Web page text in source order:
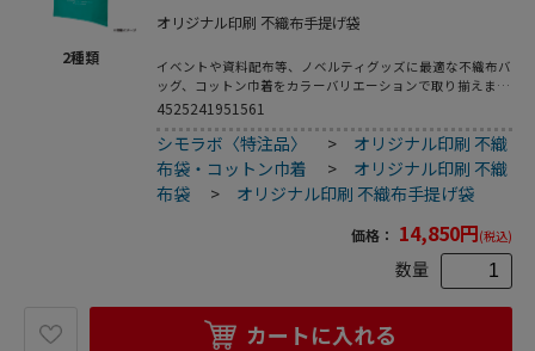
2種類
オリジナル印刷 不織布手提げ袋
イベントや資料配布等、ノベルティグッズに最適な不織布バ
ッグ、コットン巾着をカラーバリエーションで取り揃えまし
た。片面シルク1色印刷、印刷領域は別途テンプレートでご
4525241951561
シモラボ〈特注品〉 > オリジナル印刷 不織
布袋・コットン巾着
> オリジナル印刷 不織
布袋
> オリジナル印刷 不織布手提げ袋
価格： 14,850円(税込)
数量
カートに入れる